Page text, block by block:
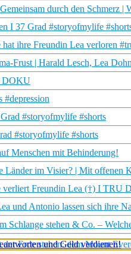
durch den Schmerz |
I 37 Grad #storyofmylife
ihre Freundin Lea verloren
Frust | Harald Lesch, Lea
DOKU
#depression
#storyofmylife #shorts
#storyofmylife #shorts
Menschen mit Behinderung!
Länder im Visier? | Mit offenen
verliert Freundin Lea (†) I TRU
und Antonio lassen sich ihre
Schlange stehen & Co. –
der Erde stehen: dem Mount